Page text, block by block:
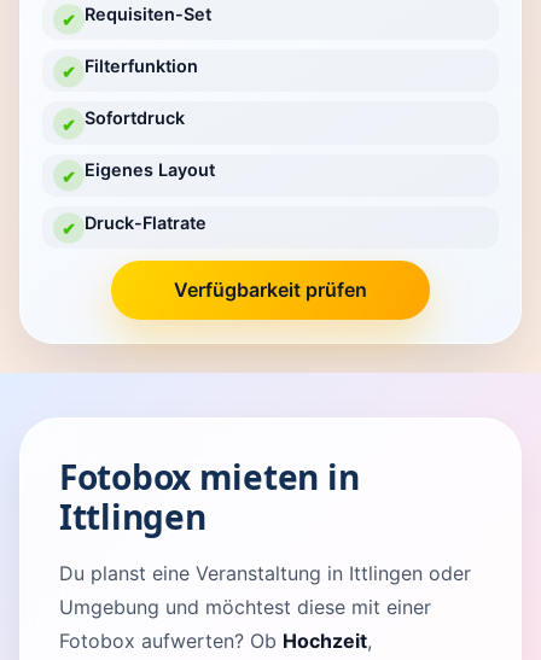
✔ Requisiten-Set
✔ Filterfunktion
✔ Sofortdruck
✔ Eigenes Layout
✔ Druck-Flatrate
Verfügbarkeit prüfen
Fotobox mieten in
Ittlingen
Du planst eine Veranstaltung in Ittlingen oder
Umgebung und möchtest diese mit einer
Fotobox aufwerten? Ob Hochzeit,